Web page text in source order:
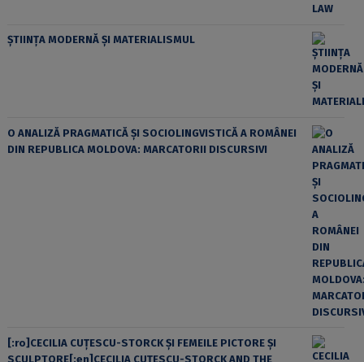
ȘTIINȚA MODERNĂ ȘI MATERIALISMUL
O ANALIZĂ PRAGMATICĂ ȘI SOCIOLINGVISTICĂ A ROMÂNEI
DIN REPUBLICA MOLDOVA: MARCATORII DISCURSIVI
[:ro]CECILIA CUŢESCU-STORCK ŞI FEMEILE PICTORE ŞI
SCULPTORE[:en]CECILIA CUŢESCU-STORCK AND THE